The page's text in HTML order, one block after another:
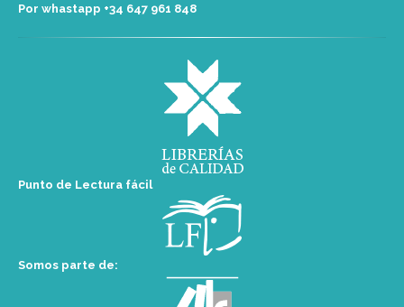
Por whastapp +34 ‭647 961 848‬
Punto de Lectura fácil
Somos parte de: